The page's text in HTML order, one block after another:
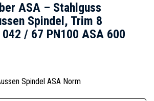
ASA – Stahlguss
Spindel, Trim 8
/ 67 PN100 ASA 600
Spindel ASA Norm